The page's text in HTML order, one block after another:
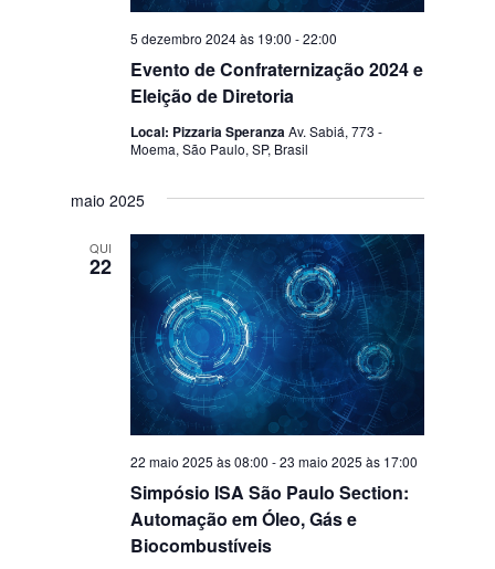
Evento de Confraternização 2024 e
Eleição de Diretoria
5 dezembro 2024 às 19:00 -22:00
Local: Pizzaria SperanzaAv. Sabiá, 773 -
Moema, São Paulo, SP, Brasil
maio 2025
QUI
22
Simpósio ISA São Paulo Section:
Automação em Óleo, Gás e
Biocombustíveis
22 maio 2025 às 08:00 -23 maio 2025 às 17:00